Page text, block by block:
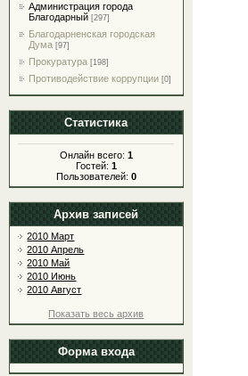
Администрация города
Благодарный [297]
Благодарненская городская
Дума [97]
Прокуратура [198]
Противодействие коррупции [0]
Статистика
Онлайн всего: 1
Гостей: 1
Пользователей: 0
Архив записей
2010 Март
2010 Апрель
2010 Май
2010 Июнь
2010 Август
Показать весь архив
Форма входа